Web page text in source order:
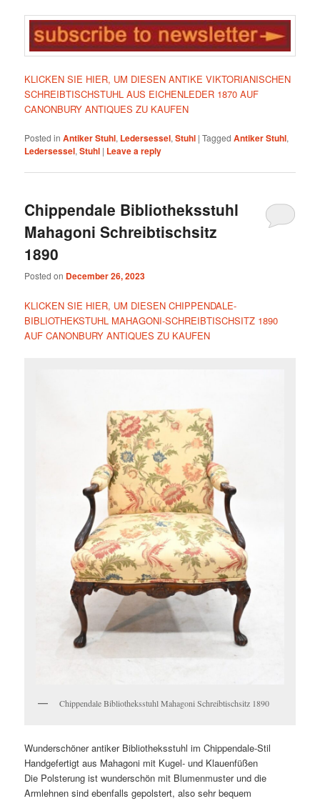
KLICKEN SIE HIER, UM DIESEN ANTIKE VIKTORIANISCHEN
SCHREIBTISCHSTUHL AUS EICHENLEDER 1870 AUF
CANONBURY ANTIQUES ZU KAUFEN
Posted in Antiker Stuhl, Ledersessel,Stuhl |Tagged Antiker Stuhl,
Ledersessel,Stuhl | Leave a reply
Chippendale Bibliotheksstuhl
Mahagoni Schreibtischsitz
1890
Posted on December 26, 2023
KLICKEN SIE HIER, UM DIESEN CHIPPENDALE-
BIBLIOTHEKSTUHL MAHAGONI-SCHREIBTISCHSITZ 1890
AUF CANONBURY ANTIQUES ZU KAUFEN
Chippendale Bibliotheksstuhl Mahagoni Schreibtischsitz 1890
Wunderschöner antiker Bibliotheksstuhl im Chippendale-Stil
Handgefertigt aus Mahagoni mit Kugel- und Klauenfüßen
Die Polsterung ist wunderschön mit Blumenmuster und die
Armlehnen sind ebenfalls gepolstert, also sehr bequem